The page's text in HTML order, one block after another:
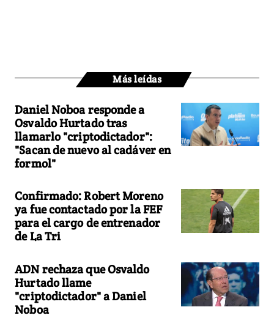
Más leídas
Daniel Noboa responde a
Osvaldo Hurtado tras
llamarlo "criptodictador":
"Sacan de nuevo al cadáver en
formol"
Confirmado: Robert Moreno
ya fue contactado por la FEF
para el cargo de entrenador
de La Tri
ADN rechaza que Osvaldo
Hurtado llame
"criptodictador" a Daniel
Noboa